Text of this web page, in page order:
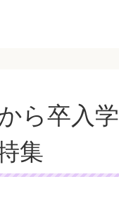
ら卒入
集